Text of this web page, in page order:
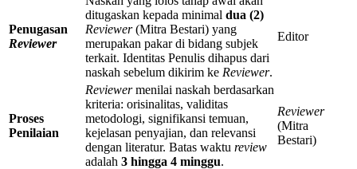
Penugasan
Reviewer
ditugaskan kepada minimal dua (2)
Reviewer(Mitra Bestari) yang
merupakan pakar di bidang subjek
terkait. Identitas Penulis dihapus dari
naskah sebelum dikirim ke Reviewer.
Editor
Proses
Penilaian
Reviewermenilai naskah berdasarkan
kriteria: orisinalitas, validitas
metodologi, signifikansi temuan,
kejelasan penyajian, dan relevansi
dengan literatur. Batas waktu review
adalah 3 hingga 4 minggu.
Reviewer
(Mitra
Bestari)